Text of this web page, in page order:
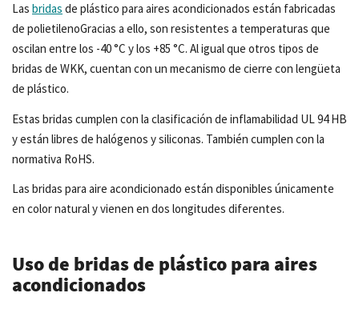
Las bridas de plástico para aires acondicionados están fabricadas
de polietilenoGracias a ello, son resistentes a temperaturas que
oscilan entre los -40 °C y los +85 °C. Al igual que otros tipos de
bridas de WKK, cuentan con un mecanismo de cierre con lengüeta
de plástico.
Estas bridas cumplen con la clasificación de inflamabilidad UL 94 HB
y están libres de halógenos y siliconas. También cumplen con la
normativa RoHS.
Las bridas para aire acondicionado están disponibles únicamente
en color natural y vienen en dos longitudes diferentes.
Uso de bridas de plástico para aires
acondicionados